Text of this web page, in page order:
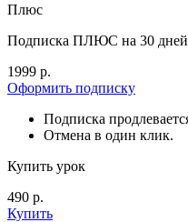
Плюс
Подписка ПЛЮС на 30 дней
1999 р.
Оформить подписку
Подписка
Отмена в один клик.
Купить урок
490 р.
Купить